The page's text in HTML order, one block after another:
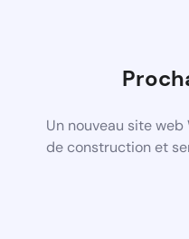
Un nouveau site
de construction et